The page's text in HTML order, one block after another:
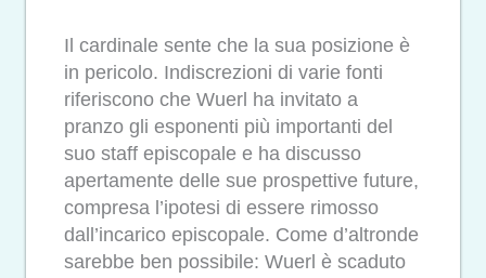
Il cardinale sente che la sua posizione è
in pericolo. Indiscrezioni di varie fonti
riferiscono che Wuerl ha invitato a
pranzo gli esponenti più importanti del
suo staff episcopale e ha discusso
apertamente delle sue prospettive future,
compresa l’ipotesi di essere rimosso
dall’incarico episcopale. Come d’altronde
sarebbe ben possibile: Wuerl è scaduto